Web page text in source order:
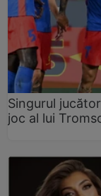
Singurul
joc al lui